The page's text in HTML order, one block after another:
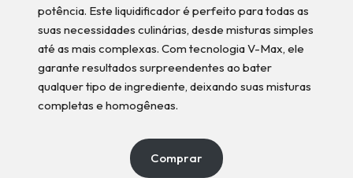
potência. Este liquidificador é perfeito para todas as
suas necessidades culinárias, desde misturas simples
até as mais complexas. Com tecnologia V-Max, ele
garante resultados surpreendentes ao bater
qualquer tipo de ingrediente, deixando suas misturas
completas e homogêneas.
Comprar